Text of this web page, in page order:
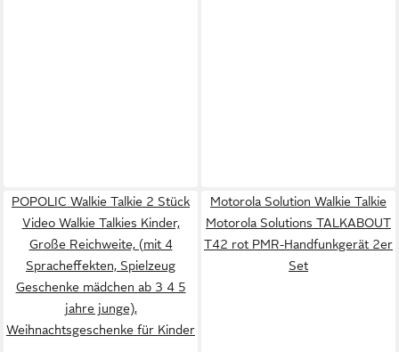
POPOLIC Walkie Talkie 2 Stück
Video Walkie Talkies Kinder,
Große Reichweite, (mit 4
Spracheffekten, Spielzeug
Geschenke mädchen ab 3 4 5
jahre junge),
Weihnachtsgeschenke für Kinder
Motorola Solution Walkie Talkie
Motorola Solutions TALKABOUT
T42 rot PMR-Handfunkgerät 2er
Set